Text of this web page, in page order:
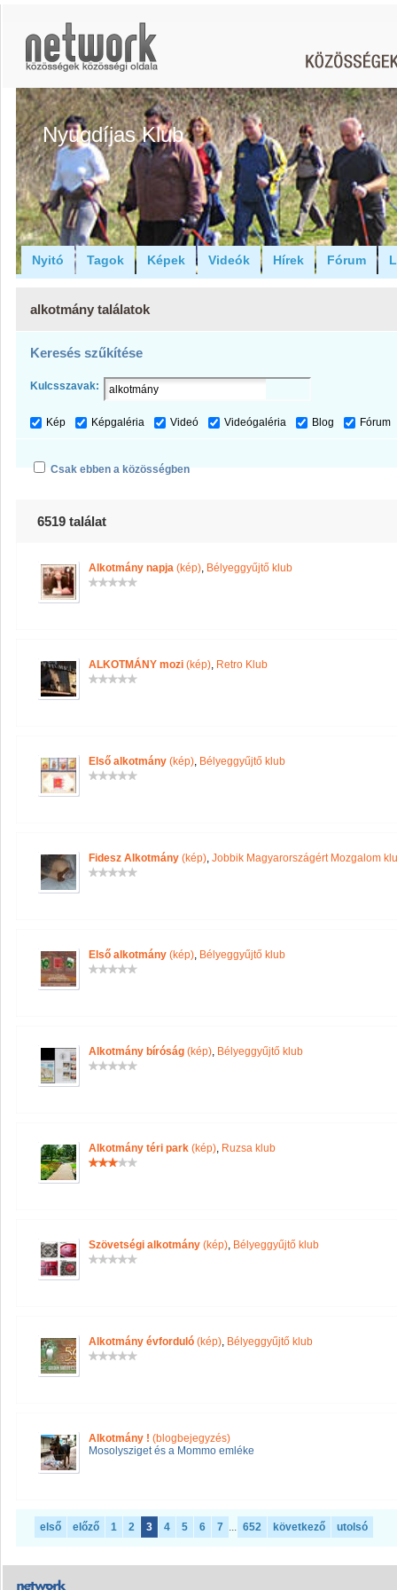
Nyugdíjas Klub
Nyitó Tagok Képek Videók Hírek Fórum
alkotmány találatok
Keresés szűkítése
Kulcsszavak:
Kép Képgaléria Videó Videógaléria Blog Fórum
Csak ebben a közösségben
6519 találat
Alkotmány napja (kép), Bélyeggyűjtő klub
ALKOTMÁNY mozi (kép), Retro Klub
Első alkotmány (kép), Bélyeggyűjtő klub
Fidesz Alkotmány (kép), Jobbik Magyarországért Mozgalom
Első alkotmány (kép), Bélyeggyűjtő klub
Alkotmány bíróság (kép), Bélyeggyűjtő klub
Alkotmány téri park (kép), Ruzsa klub
Szövetségi alkotmány (kép), Bélyeggyűjtő klub
Alkotmány évforduló (kép), Bélyeggyűjtő klub
Alkotmány ! (blogbejegyzés)
Mosolysziget és a Mommo emléke
első előző 1 2 3 4 5 6 7 ... 652 következő utolsó